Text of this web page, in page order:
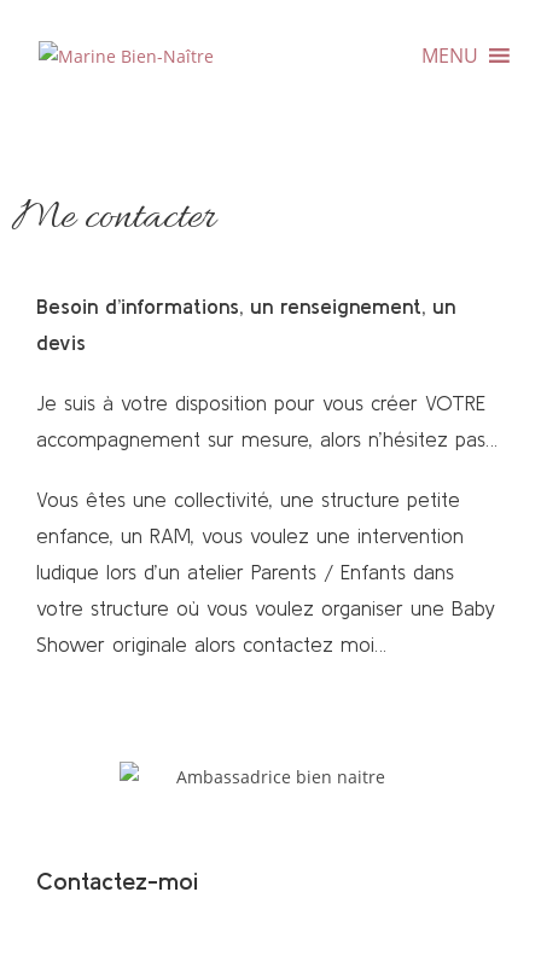
MENU
Me contacter
Besoin d’informations, un renseignement, un
devis
Je suis à votre disposition pour vous créer VOTRE
accompagnement sur mesure, alors n’hésitez pas…
Vous êtes une collectivité, une structure petite
enfance, un RAM, vous voulez une intervention
ludique lors d’un atelier Parents / Enfants dans
votre structure où vous voulez organiser une Baby
Shower originale alors contactez moi…
Contactez-moi